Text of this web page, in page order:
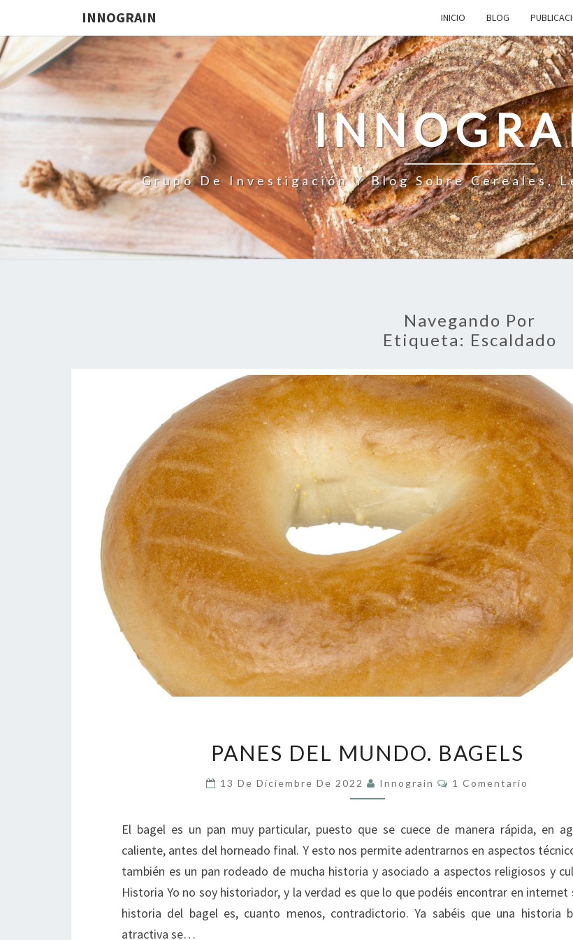
INNOGRAIN INICIO BLOG
Grupo De Investigación Y Blog Sobre Cereales,
Navegando Por
Etiqueta: Escaldado
DEL
MUNDO.
BAGELS
PANES DEL MUNDO. BAGELS
13 De Diciembre De 2022 Innograin Comentarios
1 Comentario
El bagel es un pan muy particular, puesto que se cuece de manera rápida, en
caliente, antes del horneado final. Y esto nos permite adentrarnos en aspectos
también es un pan rodeado de mucha historia y asociado a aspectos religiosos y
Historia Yo no soy historiador, y la verdad es que lo que podéis encontrar en internet
historia del bagel es, cuanto menos, contradictorio. Ya sabéis que una historia
atractiva se…